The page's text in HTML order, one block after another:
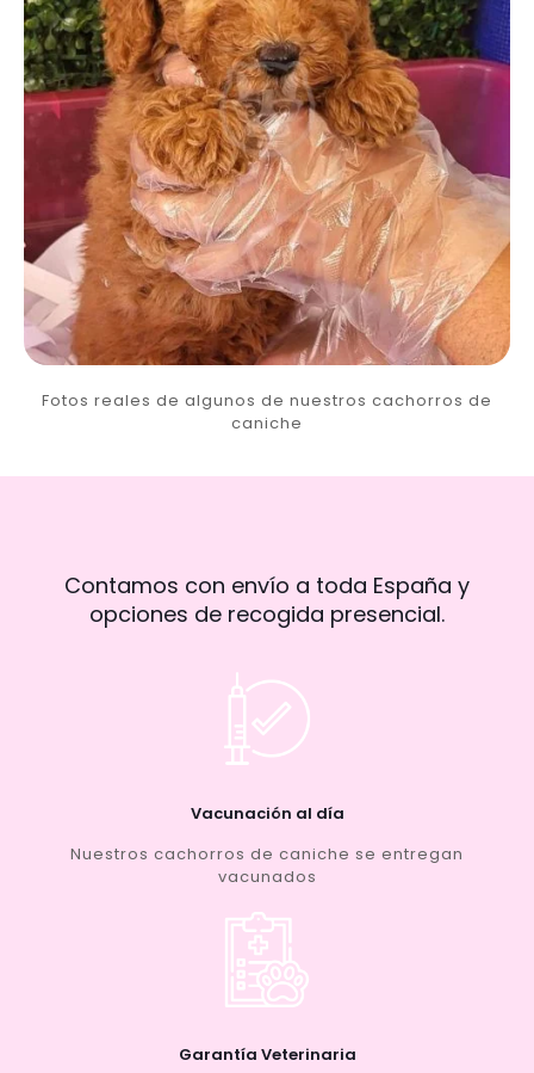
Fotos reales de algunos de nuestros cachorros de
caniche
Contamos con envío a toda España y
opciones de recogida presencial.
Vacunación al día
Nuestros cachorros de caniche se entregan
vacunados
Garantía Veterinaria